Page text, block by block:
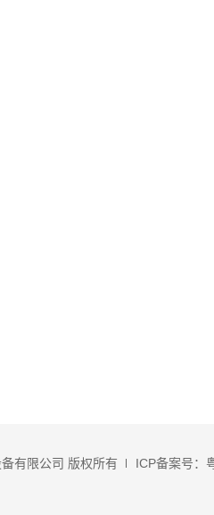
有限公司 版权所有 ICP备案号：